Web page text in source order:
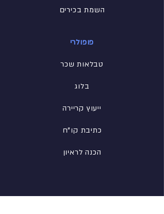
השמת בכירים
פופולרי
טבלאות שכר
בלוג
ייעוץ קריירה
כתיבת קו"ח
הכנה לראיון